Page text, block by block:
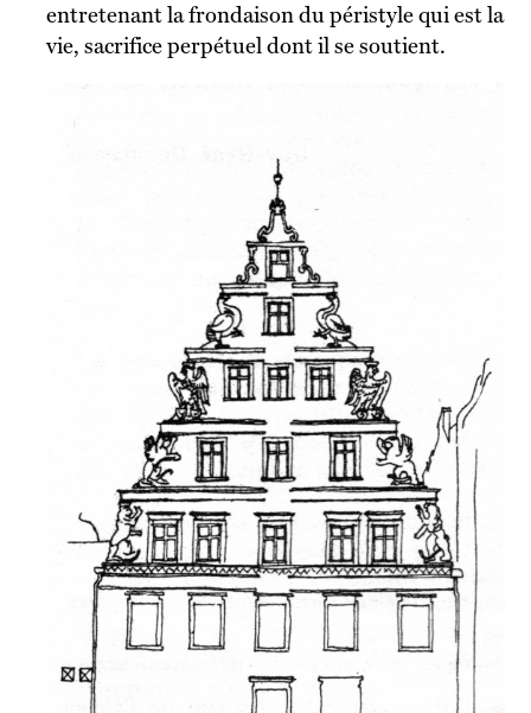
entretenant la frondaison du péristyle qui est la
vie, sacrifice perpétuel dont il se soutient.